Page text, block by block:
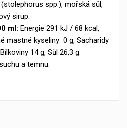
spp.), mořská sůl,
sirup.
ml: Energie 291 kJ / 68 kcal,
mastné kyseliny 0 g, Sacharidy
14 g, Sůl 26,3 g.
a temnu.